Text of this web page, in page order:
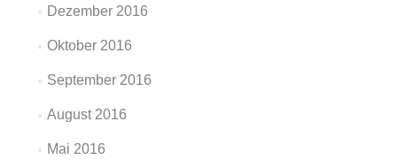
Dezember 2016
Oktober 2016
September 2016
August 2016
Mai 2016